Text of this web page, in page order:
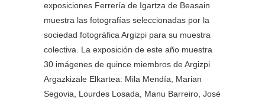
exposiciones Ferrería de Igartza de Beasain
muestra las fotografías seleccionadas por la
sociedad fotográfica Argizpi para su muestra
colectiva. La exposición de este año muestra
30 imágenes de quince miembros de Argizpi
Argazkizale Elkartea: Mila Mendía, Marian
Segovia, Lourdes Losada, Manu Barreiro, José